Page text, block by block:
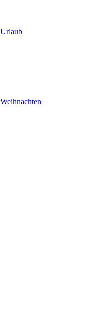
Urlaub
Weihnachten